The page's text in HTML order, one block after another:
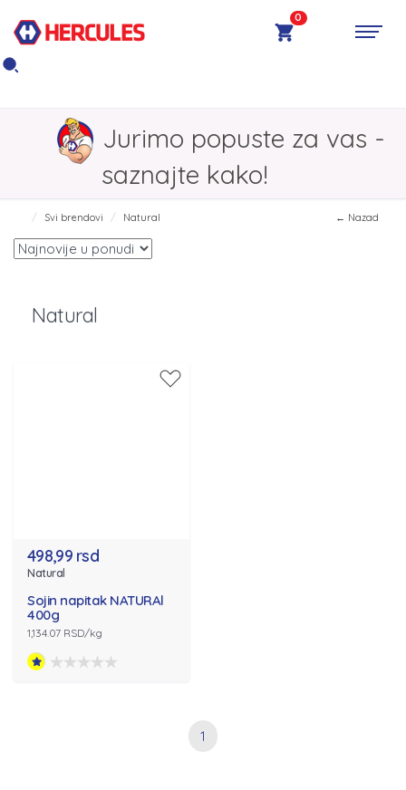
0
Jurimo popuste za vas -
saznajte kako!
Svi brendovi Natural ← Nazad
Natural
498,99 rsd
Natural
Sojin napitak NATURAl
400g
1,134.07 RSD/kg
1